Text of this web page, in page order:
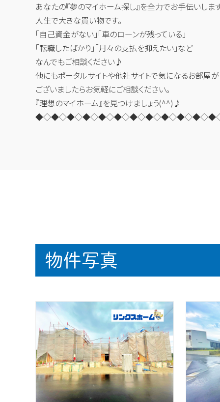
あなたの『夢のマイホーム探し』を全力でお手伝いしま
人生で大きな買い物です。
「自己資金がない」「車のローンが残っている」
「転職したばかり」「月々の支払を抑えたい」など
なんでもご相談ください♪
他にもポータルサイトや他社サイトで気になるお部屋が
ございましたらお気軽にご相談ください。
『理想のマイホーム』を見つけましょう(^^)♪
物件写真